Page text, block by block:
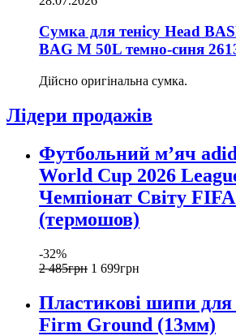
Сумка для тенісу Head
BAG M 50L темно-синя
Дійсно оригінальна сумка.
Лідери продажів
Футбольний м’яч
World Cup 2026
Чемпіонат Світу
(термошов)
-32%
2 485грн 1 699грн
Пластикові шипи для
Firm Ground (13мм)